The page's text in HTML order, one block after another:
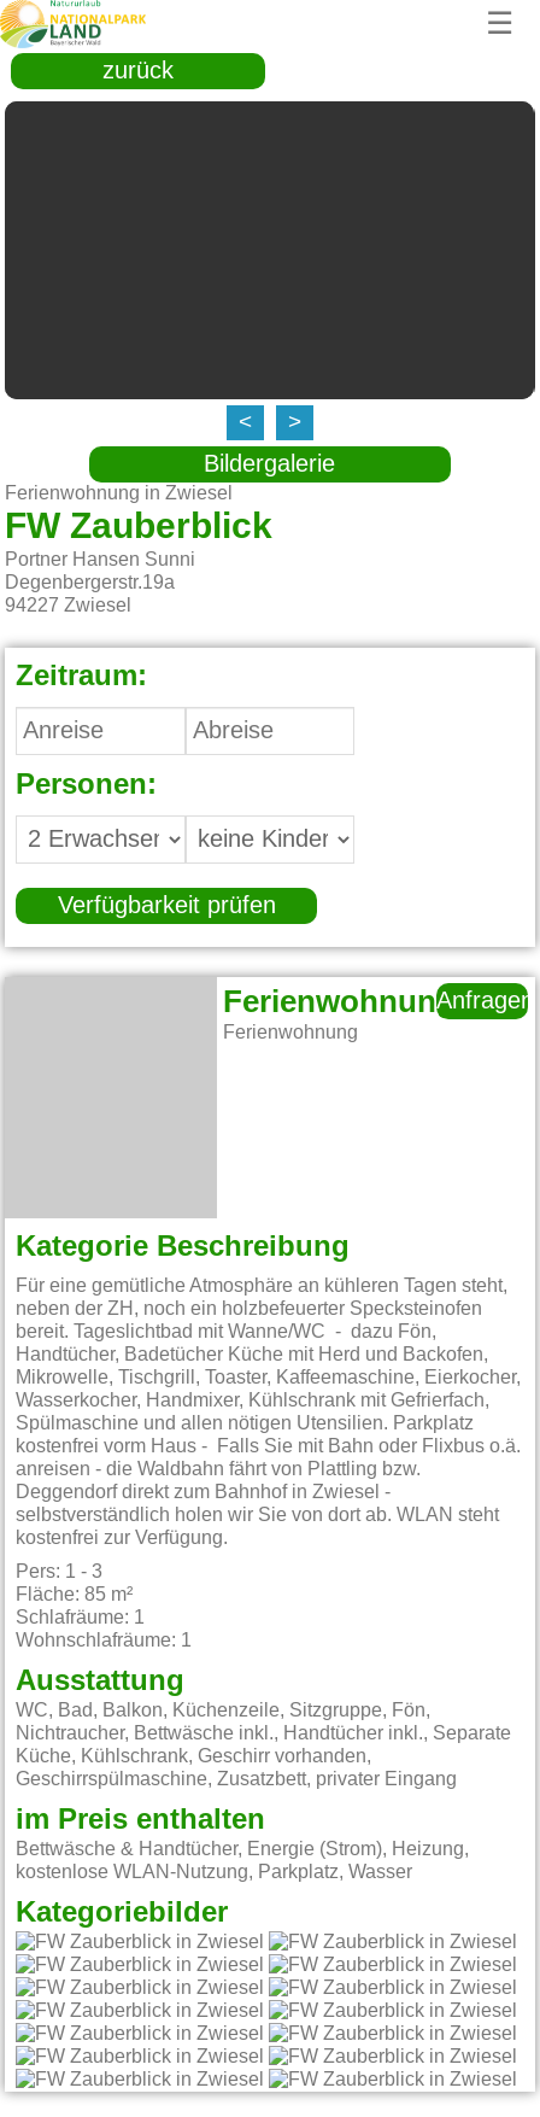
☰
zurück
< >
Bildergalerie
Ferienwohnung in Zwiesel
FW Zauberblick
Portner Hansen Sunni
Degenbergerstr.19a
94227 Zwiesel
Zeitraum:
Personen:
Verfügbarkeit prüfen
Ferienwohnung
Ferienwohnung
Anfragen
Kategorie Beschreibung
Für eine gemütliche Atmosphäre an kühleren Tagen steht,
neben der ZH, noch ein holzbefeuerter Specksteinofen
bereit. Tageslichtbad mit Wanne/WC - dazu Fön,
Handtücher, Badetücher Küche mit Herd und Backofen,
Mikrowelle, Tischgrill, Toaster, Kaffeemaschine, Eierkocher,
Wasserkocher, Handmixer, Kühlschrank mit Gefrierfach,
Spülmaschine und allen nötigen Utensilien. Parkplatz
kostenfrei vorm Haus - Falls Sie mit Bahn oder Flixbus o.ä.
anreisen - die Waldbahn fährt von Plattling bzw.
Deggendorf direkt zum Bahnhof in Zwiesel -
selbstverständlich holen wir Sie von dort ab. WLAN steht
kostenfrei zur Verfügung.
Pers: 1 - 3
Fläche: 85 m²
Schlafräume: 1
Wohnschlafräume: 1
Ausstattung
WC, Bad, Balkon, Küchenzeile, Sitzgruppe, Fön,
Nichtraucher, Bettwäsche inkl., Handtücher inkl., Separate
Küche, Kühlschrank, Geschirr vorhanden,
Geschirrspülmaschine, Zusatzbett, privater Eingang
im Preis enthalten
Bettwäsche & Handtücher, Energie (Strom), Heizung,
kostenlose WLAN-Nutzung, Parkplatz, Wasser
Kategoriebilder